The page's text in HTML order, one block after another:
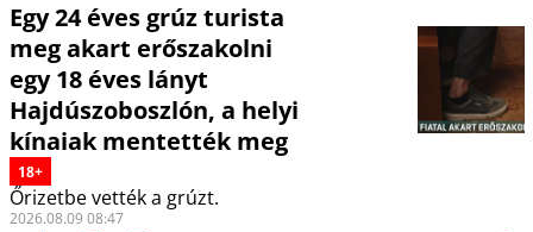
Egy 24 éves grúz turista
meg akart erőszakolni
egy 18 éves lányt
Hajdúszoboszlón, a helyi
kínaiak mentették meg
18+
Őrizetbe vették a grúzt.
2026.08.09 08:47